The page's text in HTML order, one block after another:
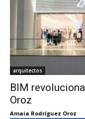
arquitectos
BIM
Oroz
Amaia Rodríguez Oroz -